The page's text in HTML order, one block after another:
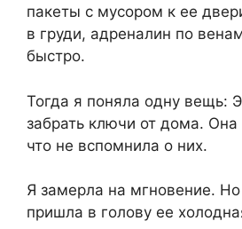
пакеты с мусором к ее
в груди, адреналин по
быстро.
Тогда я поняла одну вещь:
забрать ключи от дома. Она
что не вспомнила о них.
Я замерла на мгновение.
пришла в голову ее